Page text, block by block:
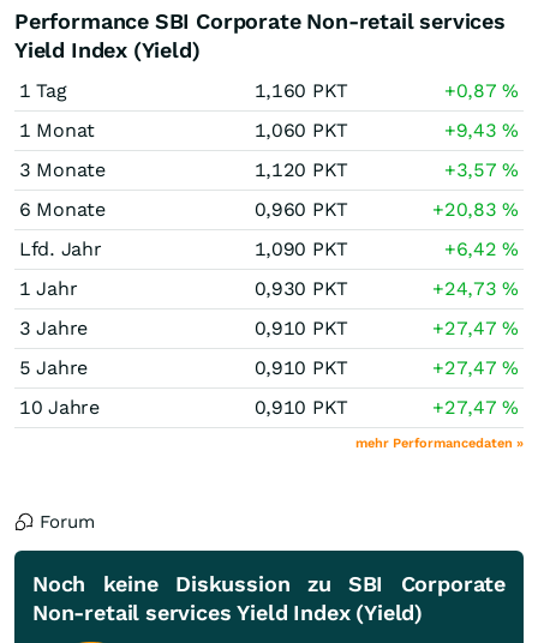
Performance SBI Corporate Non-retail services
Yield Index (Yield)
1 Tag 1,160 PKT +0,87%
1 Monat
1,060 PKT +9,43%
3 Monate
1,120 PKT +3,57%
6 Monate
0,960 PKT +20,83%
Lfd. Jahr
1,090 PKT +6,42%
1 Jahr
0,930 PKT +24,73%
3 Jahre
0,910 PKT +27,47%
5 Jahre
0,910 PKT +27,47%
10 Jahre
0,910 PKT +27,47%
mehr Performancedaten »
Forum
Noch keine Diskussion zu SBI Corporate
Non-retail services Yield Index (Yield)